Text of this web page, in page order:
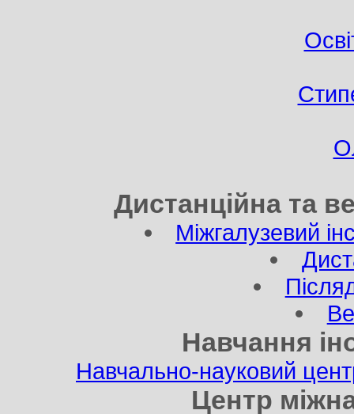
Дистанційна та
Міжгалузевий
Навчання
Навчально-науковий
Центр